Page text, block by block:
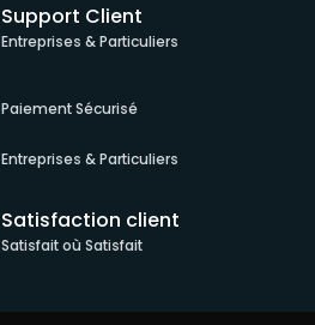
Support Client
Entreprises & Particuliers
Paiement Sécurisé
Entreprises & Particuliers
Satisfaction client
Satisfait où Satisfait